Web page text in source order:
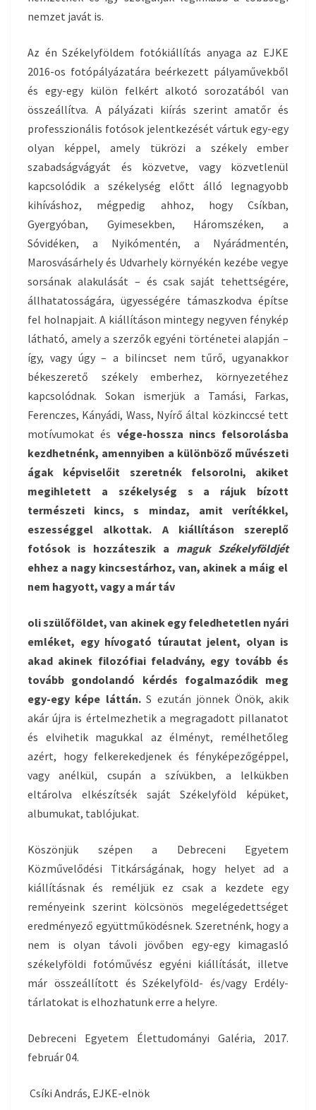
nemzet javát is.
Az én Székelyföldem fotókiállítás anyaga az EJKE
2016-os fotópályázatára beérkezett pályaművekből
és egy-egy külön felkért alkotó sorozatából van
összeállítva. A pályázati kiírás szerint amatőr és
professzionális fotósok jelentkezését vártuk egy-egy
olyan képpel, amely tükrözi a székely ember
szabadságvágyát és közvetve, vagy közvetlenül
kapcsolódik a székelység előtt álló legnagyobb
kihíváshoz, mégpedig ahhoz, hogy Csíkban,
Gyergyóban, Gyimesekben, Háromszéken, a
Sóvidéken, a Nyikómentén, a Nyárádmentén,
Marosvásárhely és Udvarhely környékén kezébe vegye
sorsának alakulását – és csak saját tehettségére,
állhatatosságára, ügyességére támaszkodva építse
fel holnapjait. A kiállításon mintegy negyven fénykép
látható, amely a szerzők egyéni történetei alapján –
így, vagy úgy – a bilincset nem tűrő, ugyanakkor
békeszerető székely emberhez, környezetéhez
kapcsolódnak. Sokan ismerjük a Tamási, Farkas,
Ferenczes, Kányádi, Wass, Nyírő által közkinccsé tett
motívumokat és vége-hossza nincs felsorolásba
kezdhetnénk, amennyiben a különböző művészeti
ágak képviselőit szeretnék felsorolni, akiket
megihletett a székelység s a rájuk bízott
természeti kincs, s mindaz, amit verítékkel,
eszességgel alkottak.
A kiállításon szereplő
fotósok is hozzáteszik a maguk Székelyföldjét
ehhez a nagy kincsestárhoz, van, akinek a máig el
nem hagyott, vagy a mártáv
oliszülőföldet, van akinek egy feledhetetlen nyári
emléket, egy hívogató túrautat jelent, olyan is
akad akinek filozófiaifeladvány, egy tovább és
tovább gondolandó kérdés fogalmazódik meg
egy-egy képe láttán.S ezután jönnek Önök, akik
akár újra is értelmezhetik a megragadott pillanatot
és elvihetik magukkal az élményt, remélhetőleg
azért, hogy felkerekedjenek és fényképezőgéppel,
vagy anélkül, csupán a szívükben, a lelkükben
eltárolva elkészítsék saját Székelyföld képüket,
albumukat, tablójukat.
Köszönjük szépen a Debreceni Egyetem
Közművelődési Titkárságának, hogy helyet ad a
kiállításnak és reméljük ez csak a kezdete egy
reményeink szerint kölcsönös megelégedettséget
eredményező együttműködésnek. Szeretnénk, hogy a
nem is olyan távoli jövőben egy-egy kimagasló
székelyföldi fotóművész egyéni kiállítását, illetve
már összeállított és Székelyföld- és/vagy Erdély-
tárlatokat is elhozhatunk erre a helyre.
Debreceni Egyetem Élettudományi Galéria, 2017.
február 04.
Csíki András, EJKE-elnök